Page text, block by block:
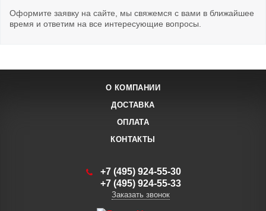
Оформите заявку на сайте, мы свяжемся с вами в ближайшее
время и ответим на все интересующие вопросы.
О КОМПАНИИ
ДОСТАВКА
ОПЛАТА
КОНТАКТЫ
+7 (495) 924-55-30
+7 (495) 924-55-33
Заказать звонок